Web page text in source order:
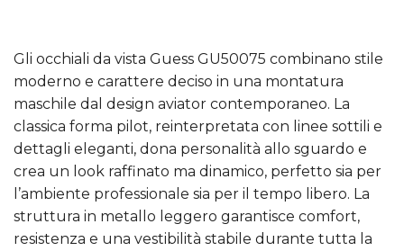
Gli occhiali da vista Guess GU50075 combinano stile
moderno e carattere deciso in una montatura
maschile dal design aviator contemporaneo. La
classica forma pilot, reinterpretata con linee sottili e
dettagli eleganti, dona personalità allo sguardo e
crea un look raffinato ma dinamico, perfetto sia per
l’ambiente professionale sia per il tempo libero. La
struttura in metallo leggero garantisce comfort,
resistenza e una vestibilità stabile durante tutta la